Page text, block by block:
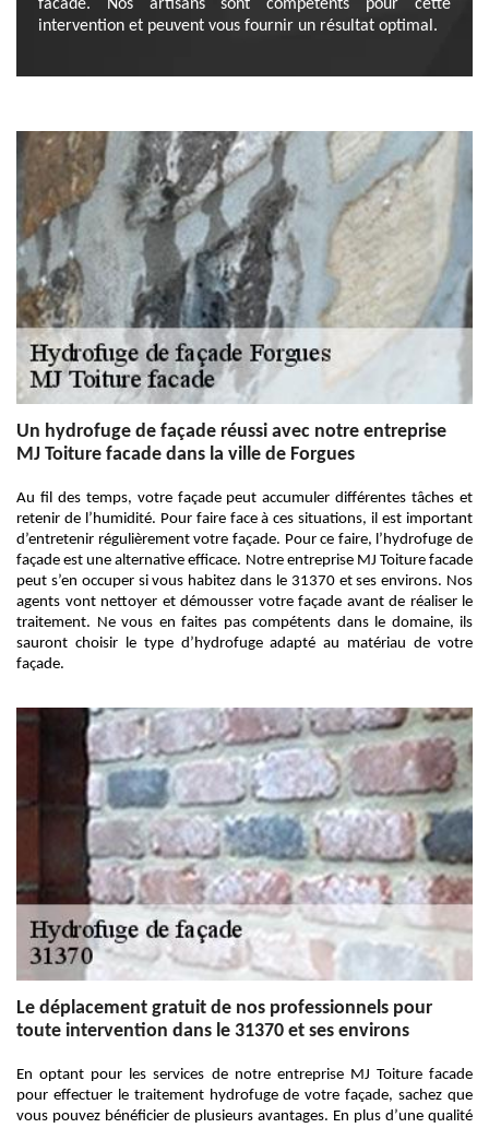
facade. Nos artisans sont compétents pour cette
intervention et peuvent vous fournir un résultat optimal.
Un hydrofuge de façade réussi avec notre entreprise
MJ Toiture facade dans la ville de Forgues
Au fil des temps, votre façade peut accumuler différentes tâches et
retenir de l’humidité. Pour faire face à ces situations, il est important
d’entretenir régulièrement votre façade. Pour ce faire, l’hydrofuge de
façade est une alternative efficace. Notre entreprise MJ Toiture facade
peut s’en occuper si vous habitez dans le 31370 et ses environs. Nos
agents vont nettoyer et démousser votre façade avant de réaliser le
traitement. Ne vous en faites pas compétents dans le domaine, ils
sauront choisir le type d’hydrofuge adapté au matériau de votre
façade.
Le déplacement gratuit de nos professionnels pour
toute intervention dans le 31370 et ses environs
En optant pour les services de notre entreprise MJ Toiture facade
pour effectuer le traitement hydrofuge de votre façade, sachez que
vous pouvez bénéficier de plusieurs avantages. En plus d’une qualité